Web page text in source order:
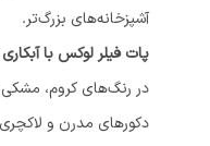
آشپزخانه‌های بزرگ‌تر.
پات فیلر لوکس با
در رنگ‌های کروم، مشکی
دکورهای مدرن و